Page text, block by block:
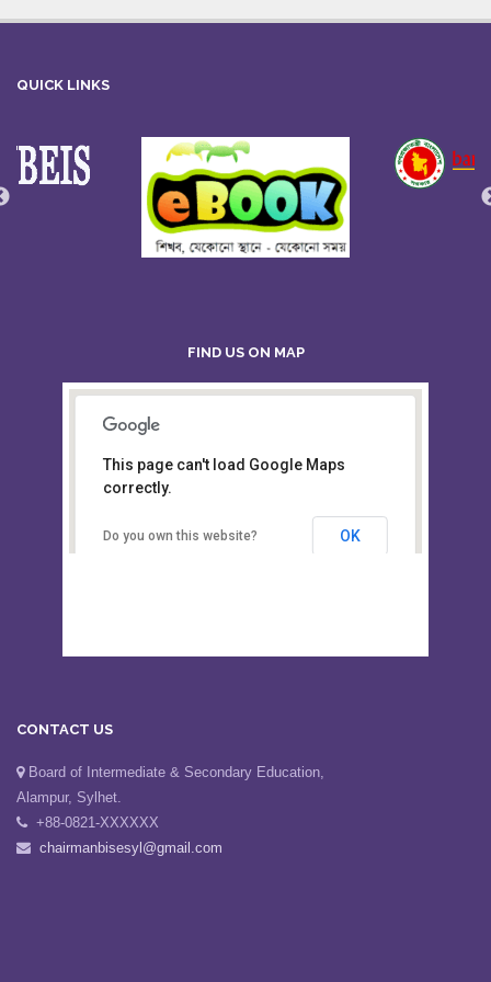
QUICK LINKS
FIND US ON MAP
Board of Intermediate &
Secondary Education, Alampur,
This page can't load Google Maps
correctly.
Do you own this website? OK
CONTACT US
Board of Intermediate & Secondary Education,
Alampur, Sylhet.
+88-0821-XXXXXX
chairmanbisesyl@gmail.com